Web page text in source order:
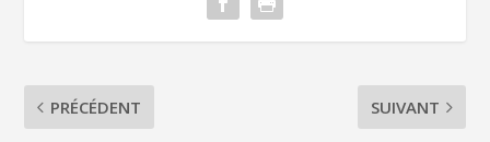
PRÉCÉDENT SUIVANT